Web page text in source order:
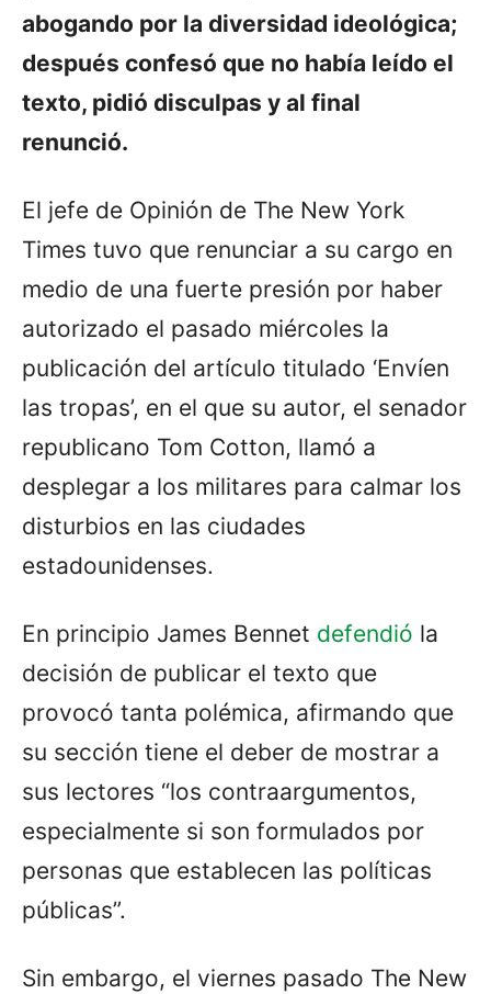
abogando por la diversidad ideológica;
después confesó que no había leído el
texto, pidió disculpas y al final
renunció.
El jefe de Opinión de The New York
Times tuvo que renunciar a su cargo en
medio de una fuerte presión por haber
autorizado el pasado miércoles la
publicación del artículo titulado ‘Envíen
las tropas’, en el que su autor, el senador
republicano Tom Cotton, llamó a
desplegar a los militares para calmar los
disturbios en las ciudades
estadounidenses.
En principio James Bennet defendió la
decisión de publicar el texto que
provocó tanta polémica, afirmando que
su sección tiene el deber de mostrar a
sus lectores “los contraargumentos,
especialmente si son formulados por
personas que establecen las políticas
públicas”.
Sin embargo, el viernes pasado The New